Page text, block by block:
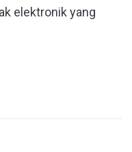
elektronik yang